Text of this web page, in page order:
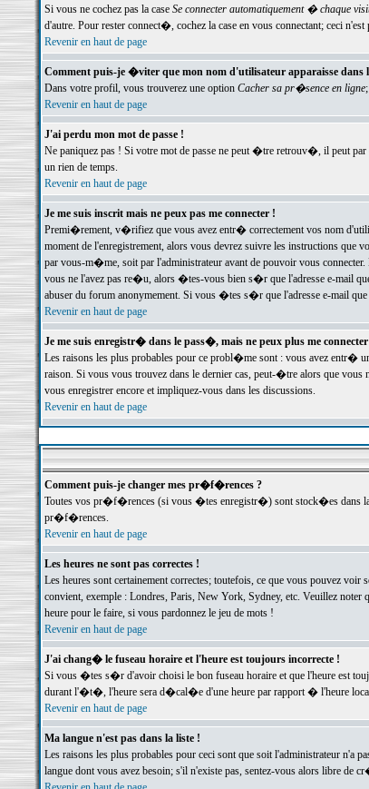
Si vous ne cochez pas la case Se connecter automatiquement � chaque
d'autre. Pour rester connect�, cochez la case en vous connectant; ceci
Revenir en haut de page
Comment puis-je �viter que mon nom d'utilisateur apparaisse dans
Dans votre profil, vous trouverez une option Cacher sa pr�sence en ligne
Revenir en haut de page
J'ai perdu mon mot de passe !
Ne paniquez pas ! Si votre mot de passe ne peut �tre retrouv�, il peut
un rien de temps.
Revenir en haut de page
Je me suis inscrit mais ne peux pas me connecter !
Premi�rement, v�rifiez que vous avez entr� correctement vos nom
moment de l'enregistrement, alors vous devrez suivre les instructions
par vous-m�me, soit par l'administrateur avant de pouvoir vous
vous ne l'avez pas re�u, alors �tes-vous bien s�r que l'adresse e-mail
abuser du forum anonymement. Si vous �tes s�r que l'adresse e-mail
Revenir en haut de page
Je me suis enregistr� dans le pass�, mais ne peux plus me
Les raisons les plus probables pour ce probl�me sont : vous avez
raison. Si vous vous trouvez dans le dernier cas, peut-�tre alors que
vous enregistrer encore et impliquez-vous dans les discussions.
Revenir en haut de page
Comment puis-je changer mes pr�f�rences ?
Toutes vos pr�f�rences (si vous �tes enregistr�) sont stock�es dans
pr�f�rences.
Revenir en haut de page
Les heures ne sont pas correctes !
Les heures sont certainement correctes; toutefois, ce que vous pouvez
convient, exemple : Londres, Paris, New York, Sydney, etc. Veuillez
heure pour le faire, si vous pardonnez le jeu de mots !
Revenir en haut de page
J'ai chang� le fuseau horaire et l'heure est toujours incorrecte !
Si vous �tes s�r d'avoir choisi le bon fuseau horaire et que l'heure est
durant l'�t�, l'heure sera d�cal�e d'une heure par rapport � l'heure
Revenir en haut de page
Ma langue n'est pas dans la liste !
Les raisons les plus probables pour ceci sont que soit l'administrateur n'a
langue dont vous avez besoin; s'il n'existe pas, sentez-vous alors libre